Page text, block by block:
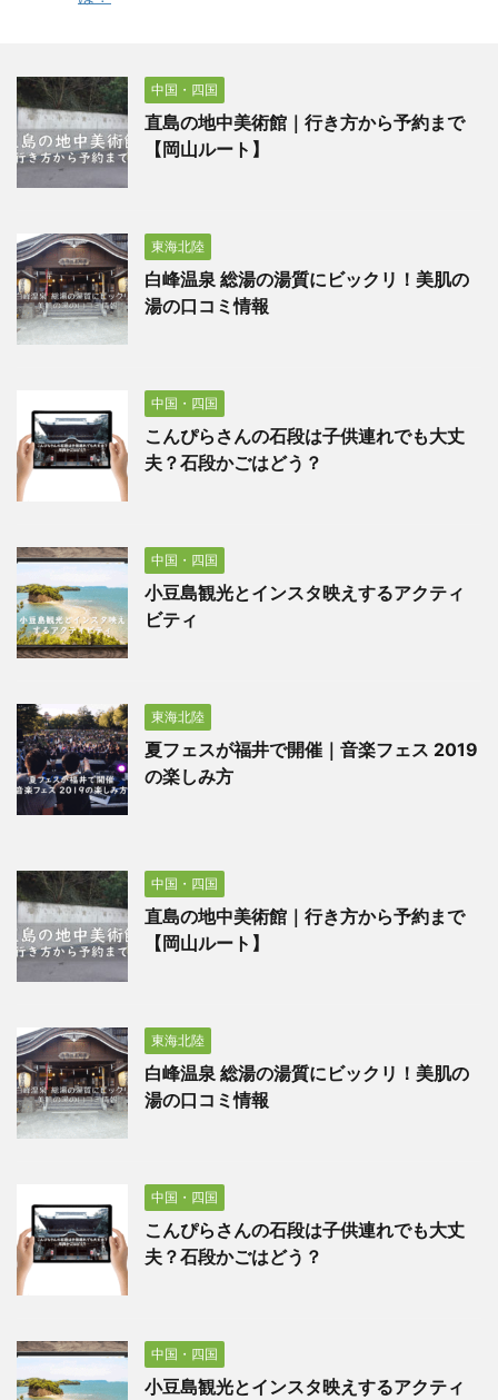
中国・四国
直島の地中美術館｜行き方から予約まで
【岡山ルート】
東海北陸
白峰温泉 総湯の湯質にビックリ！美肌の
湯の口コミ情報
中国・四国
こんぴらさんの石段は子供連れでも大丈
夫？石段かごはどう？
中国・四国
小豆島観光とインスタ映えするアクティ
ビティ
東海北陸
夏フェスが福井で開催｜音楽フェス 2019
の楽しみ方
中国・四国
直島の地中美術館｜行き方から予約まで
【岡山ルート】
東海北陸
白峰温泉 総湯の湯質にビックリ！美肌の
湯の口コミ情報
中国・四国
こんぴらさんの石段は子供連れでも大丈
夫？石段かごはどう？
中国・四国
小豆島観光とインスタ映えするアクティ